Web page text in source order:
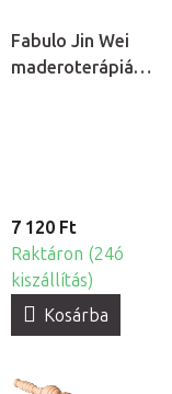
Fabulo Jin Wei
maderoterápiás
7 120 Ft
Raktáron (24ó
kiszállítás)
Kosárba